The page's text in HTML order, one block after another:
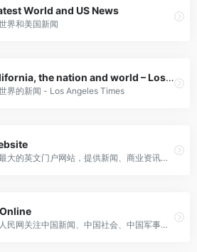
World and US News
界和美国新闻
News from California, the nation and world – Los Angeles Times
界的新闻 - Los Angeles Times
中国日报网是中国最大的英文门户网站，提供新闻、商业资讯、论坛、学习资料。 本网站设有中国频道、商务中国频道、世界频道、舆论频道、体育/奥运频道、娱乐频道、生活方式频道、文化频道、城市生活频道、图片频道、论坛频道和天气频道。
人民网，英语版，人民网关注中国新闻、中国社会、中国军事、中国文化、中国旅游指南、中国政治、外交、商业等等。